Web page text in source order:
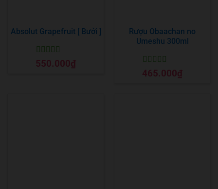
Absolut Grapefruit [ Bưởi ]
Được xếp
hạng55 sao
550.000₫
Rượu Obaachan no
Umeshu 300ml
Được xếp
hạng55 sao
465.000₫